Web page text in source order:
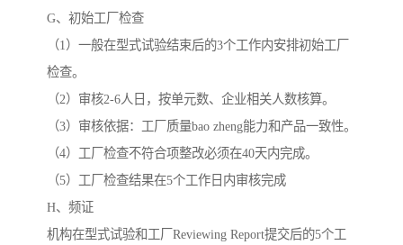
G、初始工厂检查
（1）一般在型式试验结束后的3个工作内安排初始工厂
检查。
（2）审核2-6人日，按单元数、企业相关人数核算。
（3）审核依据：工厂质量bao zheng能力和产品一致性。
（4）工厂检查不符合项整改必须在40天内完成。
（5）工厂检查结果在5个工作日内审核完成
H、频证
机构在型式试验和工厂Reviewing Report提交后的5个工